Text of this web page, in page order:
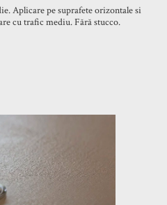
Aplicare pe suprafete orizontale si
cu trafic mediu. Fără stucco.